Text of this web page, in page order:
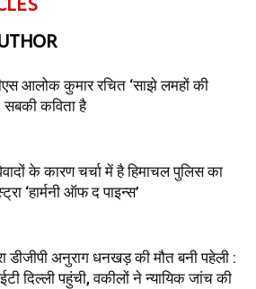
आलोक कुमार रचित ‘साझे लमहों की
सबकी कविता है
के कारण चर्चा में है हिमाचल पुलिस का
‘हार्मनी ऑफ द पाइन्स’
डीजीपी अनुराग धनखड़ की मौत बनी पहेली :
दिल्ली पहुंची, वकीलों ने न्यायिक जांच की